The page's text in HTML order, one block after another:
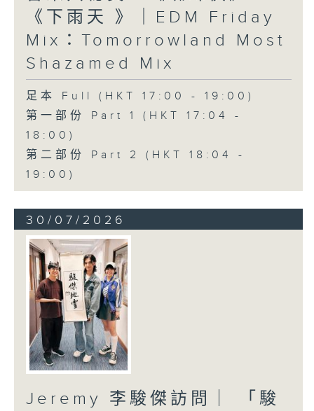
《下雨天 》｜EDM Friday
Mix：Tomorrowland Most
Shazamed Mix
足本 Full (HKT 17:00 - 19:00)
第一部份 Part 1 (HKT 17:04 -
18:00)
第二部份 Part 2 (HKT 18:04 -
19:00)
30/07/2026
Jeremy 李駿傑訪問 ︳「駿